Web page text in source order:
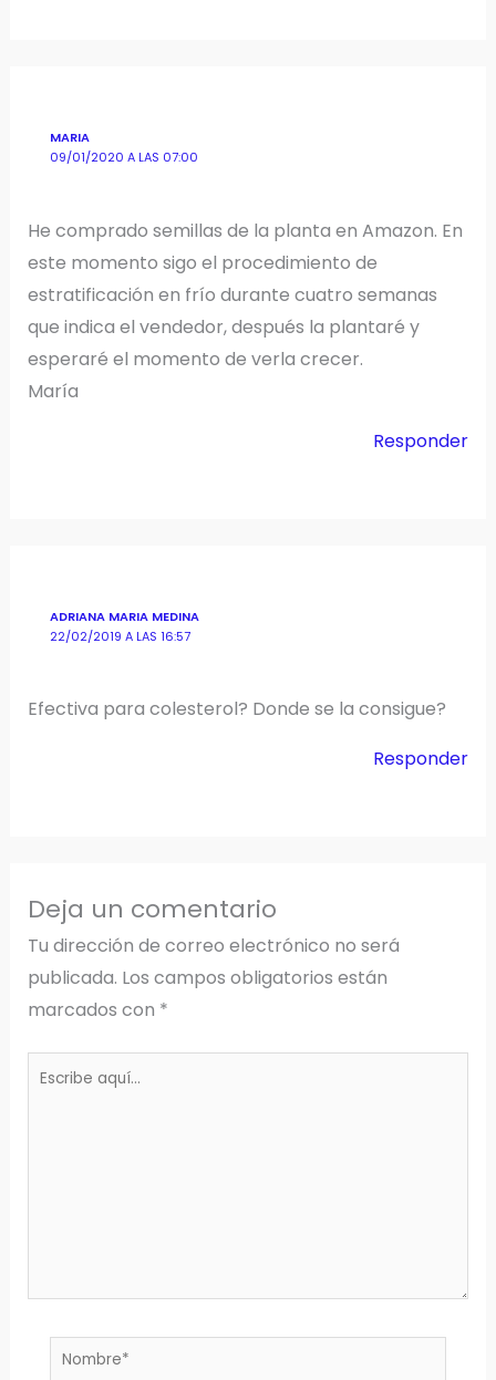
MARIA
09/01/2020 A LAS 07:00
He comprado semillas de la planta en Amazon. En
este momento sigo el procedimiento de
estratificación en frío durante cuatro semanas
que indica el vendedor, después la plantaré y
esperaré el momento de verla crecer.
María
Responder
ADRIANA MARIA MEDINA
22/02/2019 A LAS 16:57
Efectiva para colesterol? Donde se la consigue?
Responder
Deja un comentario
Tu dirección de correo electrónico no será
publicada. Los campos obligatorios están
marcados con *
Escribe
Nombre*